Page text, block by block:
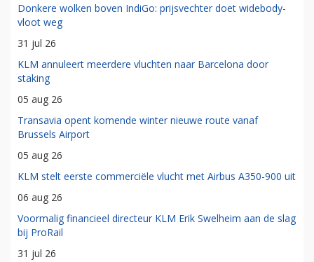
Donkere wolken boven IndiGo: prijsvechter doet widebody-
vloot weg
31 jul 26
KLM annuleert meerdere vluchten naar Barcelona door
staking
05 aug 26
Transavia opent komende winter nieuwe route vanaf
Brussels Airport
05 aug 26
KLM stelt eerste commerciële vlucht met Airbus A350-900 uit
06 aug 26
Voormalig financieel directeur KLM Erik Swelheim aan de slag
bij ProRail
31 jul 26